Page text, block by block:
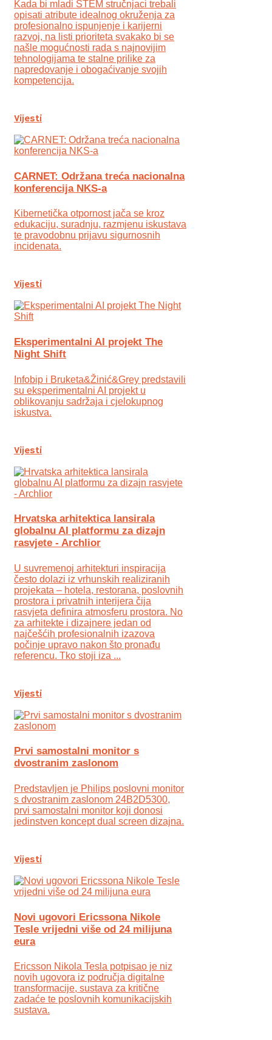
Kada bi mladi STEM stručnjaci trebali
opisati atribute idealnog okruženja za
profesionalno ispunjenje i karijerni
razvoj, na listi prioriteta svakako bi se
našle mogućnosti rada s najnovijim
tehnologijama te stalne prilike za
napredovanje i obogaćivanje svojih
kompetencija.
Vijesti
CARNET: Održana treća nacionalna
konferencija NKS-a
Kibernetička otpornost jača se kroz
edukaciju, suradnju, razmjenu iskustava
te pravodobnu prijavu sigurnosnih
incidenata.
Vijesti
Eksperimentalni AI projekt The
Night Shift
Infobip i Bruketa&Žinić&Grey predstavili
su eksperimentalni AI projekt u
oblikovanju sadržaja i cjelokupnog
iskustva.
Vijesti
Hrvatska arhitektica lansirala
globalnu AI platformu za dizajn
rasvjete - Archlior
U suvremenoj arhitekturi inspiracija
često dolazi iz vrhunskih realiziranih
projekata – hotela, restorana, poslovnih
prostora i privatnih interijera čija
rasvjeta definira atmosferu prostora. No
za arhitekte i dizajnere jedan od
najčešćih profesionalnih izazova
počinje upravo nakon što pronađu
referencu. Tko stoji iza ...
Vijesti
Prvi samostalni monitor s
dvostranim zaslonom
Predstavljen je Philips poslovni monitor
s dvostranim zaslonom 24B2D5300,
prvi samostalni monitor koji donosi
jedinstven koncept dual screen dizajna.
Vijesti
Novi ugovori Ericssona Nikole
Tesle vrijedni više od 24 milijuna
eura
Ericsson Nikola Tesla potpisao je niz
novih ugovora iz područja digitalne
transformacije, sustava za kritične
zadaće te poslovnih komunikacijskih
sustava.